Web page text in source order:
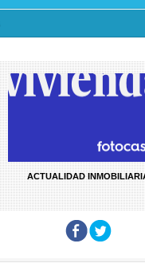
ACTUALIDAD